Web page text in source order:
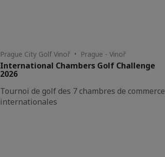
Prague City Golf Vinoř • Prague - Vinoř
International Chambers Golf Challenge
2026
Tournoi de golf des 7 chambres de commerce
internationales